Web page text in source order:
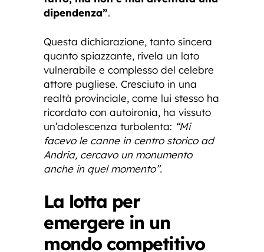
dipendenza”.
Questa dichiarazione, tanto sincera
quanto spiazzante, rivela un lato
vulnerabile e complesso del celebre
attore pugliese. Cresciuto in una
realtà provinciale, come lui stesso ha
ricordato con autoironia, ha vissuto
un’adolescenza turbolenta: “Mi
facevo le canne in centro storico ad
Andria, cercavo un monumento
anche in quel momento”.
La lotta per
emergere in un
mondo competitivo